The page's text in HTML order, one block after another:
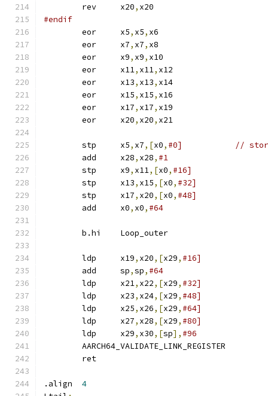
	rev	x20
, x20
#endif
	eor	x5
, x5, x6
	eor	x7
, x7, x8
	eor	x9
, x9, x10
	eor	x11
, x11, x12
	eor	x13
, x13, x14
	eor	x15
, x15, x16
	eor	x17
, x17, x19
	eor	x20
, x20, x21
	stp	x5
, x7,[x0,
#0]		//
	add	x28
, x28,
	stp	x9
, x11,[x0, #16]
	stp	x13
, x15,[x0, #32]
	stp	x17
, x20,[x0, #48]
	add	x0
, x0, #64
	b.hi	Loop_outer
	ldp	x19
, x20,[x29, #16]
	add	sp
,sp, #64
	ldp	x21
, x22,[x29, #32]
	ldp	x23
, x24,[x29, #48]
	ldp	x25
, x26,[x29, #64]
	ldp	x27
, x28,[x29, #80]
	ldp	x29
, x30,[sp], #96
	AARCH64_VALIDATE_LINK_REGISTER
	ret
4